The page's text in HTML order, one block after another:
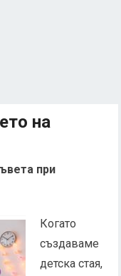
на
при
Когато
създаваме
детска стая,